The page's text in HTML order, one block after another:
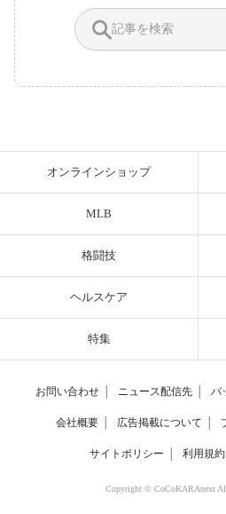
オンラインショップ
MLB
格闘技
ヘルスケア
特集
お問い合わせ ニュース配信先 バ
会社概要 広告掲載について
サイトポリシー 利用規約
Copyright © CoCoKARAnext